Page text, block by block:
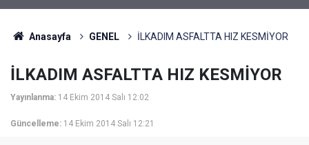
Anasayfa GENEL İLKADIM ASFALTTA HIZ KESMİYOR
İLKADIM ASFALTTA HIZ KESMİYOR
Yayınlanma: 14 Ekim 2014 Salı 12:02
Güncelleme: 14 Ekim 2014 Salı 12:21